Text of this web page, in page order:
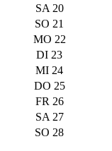
SA 20
SO 21
MO 22
DI 23
MI 24
DO 25
FR 26
SA 27
SO 28